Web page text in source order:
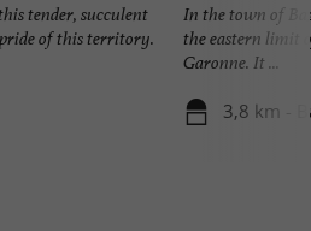
tender, succulent
of this territory.
In the town of
the eastern limit
Garonne. It ...
3,8 km -